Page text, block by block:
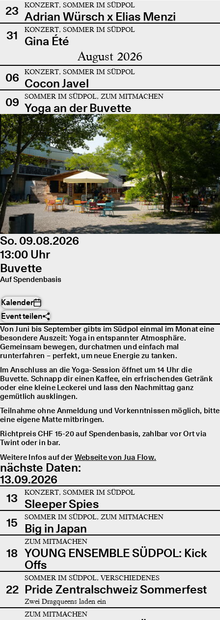
23
KONZERT, SOMMER IM SÜDPOL
Adrian Würsch x Elias Menzi
31
KONZERT, SOMMER IM SÜDPOL
Gina Été
August 2026
06 KONZERT, SOMMER IM SÜDPOL
Cocon Javel
09
SOMMER IM SÜDPOL, ZUM MITMACHEN
Yoga an der Buvette
So. 09.08.2026
13:00 Uhr
Buvette
Auf Spendenbasis
Kalender
Event teilen
Von Juni bis September gibts im Südpol einmal im Monat eine
besondere Auszeit: Yoga in entspannter Atmosphäre.
Gemeinsam bewegen, durchatmen und einfach mal
runterfahren – perfekt, um neue Energie zu tanken.
Im Anschluss an die Yoga-Session öffnet um 14 Uhr die
Buvette. Schnapp dir einen Kaffee, ein erfrischendes Getränk
oder eine kleine Leckerei und lass den Nachmittag ganz
gemütlich ausklingen.
Teilnahme ohne Anmeldung und Vorkenntnissen möglich, bitte
eine eigene Matte mitbringen.
Richtpreis CHF 15-20 auf Spendenbasis, zahlbar vor Ort via
Twint oder in bar.
Weitere Infos auf der Webseite von Jua Flow.
nächste Daten:
13.09.2026
13
KONZERT, SOMMER IM SÜDPOL
Sleeper Spies
15
SOMMER IM SÜDPOL, ZUM MITMACHEN
Big in Japan
18
ZUM MITMACHEN
YOUNG ENSEMBLE SÜDPOL: Kick
Offs
22
SOMMER IM SÜDPOL, VERSCHIEDENES
Pride Zentralschweiz Sommerfest
Zwei Dragqueens laden ein
ZUM MITMACHEN